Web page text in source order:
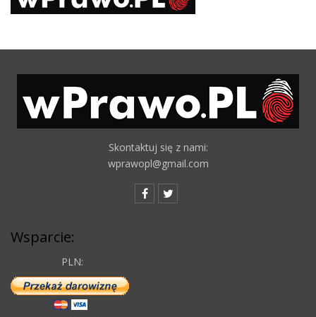
Skontaktuj się z nami:
wprawopl@gmail.com
Wsparcie:
PLN: